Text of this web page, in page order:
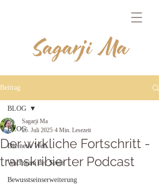
Beitrag
BLOG
Die neue Welt
Wachstum der Seele
Bewusstseinserweiterung
BLOG
Der wirkliche Fortschritt -
transkribierter Podcast
Sagarji Ma
25. Juli 2025 4 Min. Lesezeit